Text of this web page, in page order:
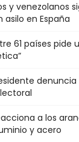
y venezolanos
asilo en España
61 países pide
a los
y acero